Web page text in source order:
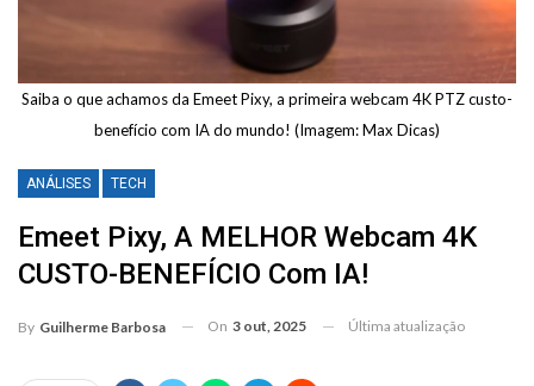
Saiba o que achamos da Emeet Pixy, a primeira webcam 4K PTZ custo-
benefício com IA do mundo! (Imagem: Max Dicas)
ANÁLISES TECH
Emeet Pixy, A MELHOR Webcam 4K
CUSTO-BENEFÍCIO Com IA!
By Guilherme Barbosa On 3 out, 2025 Última atualização